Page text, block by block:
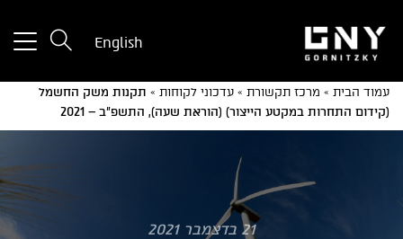
English
עמוד הבית » מרכז תקשורת » עדכוני לקוחות » תקנות משק החשמל
(קידום התחרות במקטע הייצור) (הוראת שעה), התשפ"ב – 2021
21 בדצמבר 2021